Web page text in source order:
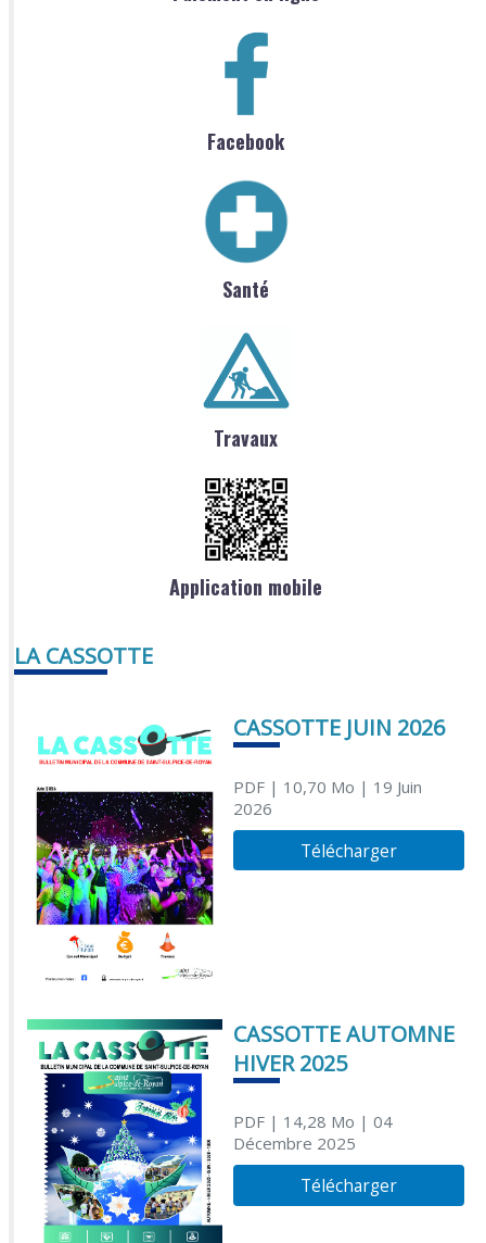
Facebook
Santé
Travaux
Application mobile
LA CASSOTTE
CASSOTTE JUIN 2026
PDF| 10,70 Mo | 19 Juin
2026
Télécharger
CASSOTTE AUTOMNE
HIVER 2025
PDF| 14,28 Mo | 04
Décembre 2025
Télécharger